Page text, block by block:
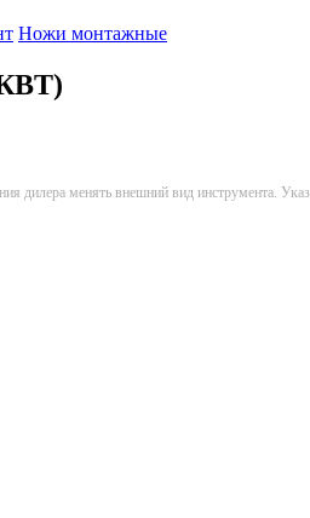
Ножи монтажные
дилера менять внешний вид инструмента.